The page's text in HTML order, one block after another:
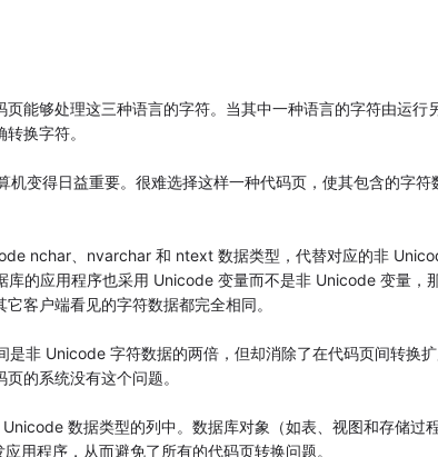
能够处理这三种语言的字符。当其中一种语言的字符由运行
换字符。
变得日益重要。很难选择这样一种代码页，使其包含的字符
nchar、nvarchar 和 ntext 数据类型，代替对应的非
的应用程序也采用 Unicode 变量而不是非 Unicode 变量，
客户端看见的字符数据都完全相同。
非 Unicode 字符数据的两倍，但却消除了在代码页间转换
的系统没有这个问题。
数据类型的列中。数据库对象（如表、视图和存储过程
用程序，从而避免了所有的代码页转换问题。